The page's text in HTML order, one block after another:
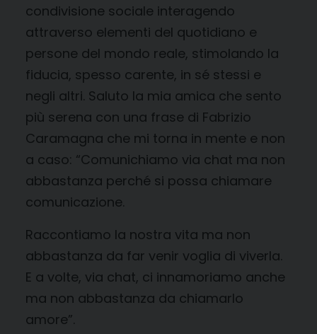
condivisione sociale interagendo
attraverso elementi del quotidiano e
persone del mondo reale, stimolando la
fiducia, spesso carente, in sé stessi e
negli altri. Saluto la mia amica che sento
più serena con una frase di Fabrizio
Caramagna che mi torna in mente e non
a caso: “Comunichiamo via chat ma non
abbastanza perché si possa chiamare
comunicazione.
Raccontiamo la nostra vita ma non
abbastanza da far venir voglia di viverla.
E a volte, via chat, ci innamoriamo anche
ma non abbastanza da chiamarlo
amore”.